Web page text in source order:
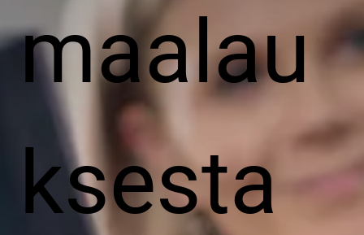
maalau
ksesta